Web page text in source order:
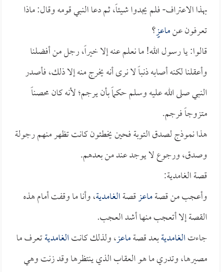
بهذا الاعتراف- فلم يجدوا شيئاً، ثم دعا النبي قومه وقال: ماذا
تعرفون عنماعزٍِ؟
قالوا: يا رسول الله! ما نعلم عنه إلا خيراً، رجل من أفضلنا
وأعقلنا لكنه أصابه ذنباً لا نرى أنه يخرج منه إلا ذلك، فأصدر
النبي صلى الله عليه وسلم حكماً بأن يرجم؛ لأنه كان محصناً
متزوجاً فرجم.
هذا نموذج لصدق التوبة فحين يخطئون كانت تظهر منهم رجولة
وصدق، ورجوع لا يوجد عند من بعدهم.
قصة الغامدية:
وأعجب من قصةماعزقصةالغامدية، وأنا ما وقفت أمام هذه
القصة إلا أتعجب منها أشد العجب.
جاءتالغامديةبعد قصةماعز، ولذلك كانتالغامديةتعرف ما
مصيرها، وتدري ما هو العقاب الذي ينتظرها وقد زنت وهي